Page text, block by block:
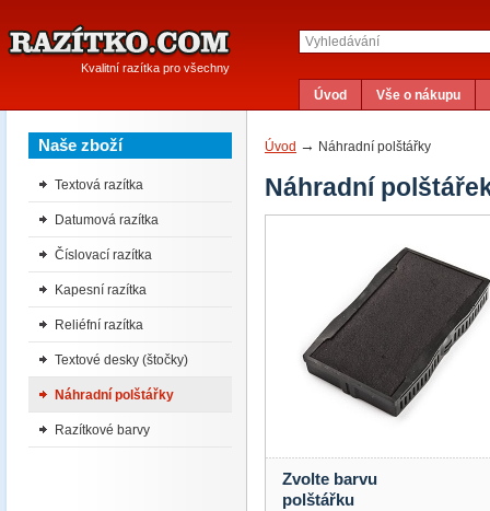
Kvalitní razítka pro všechny
Úvod Vše o nákupu
Úvod → Náhradní polštářky
Náhradní
Zvolte barvu
polštářku
Naše zboží
Textová razítka
Datumová razítka
Číslovací razítka
Kapesní razítka
Reliéfní razítka
Textové desky (štočky)
Náhradní polštářky
Razítkové barvy